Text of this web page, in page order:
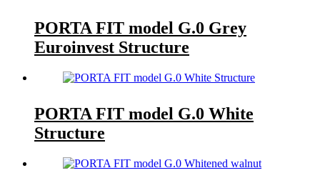
PORTA FIT model G.0 Grey
Euroinvest Structure
PORTA FIT model G.0 White
Structure